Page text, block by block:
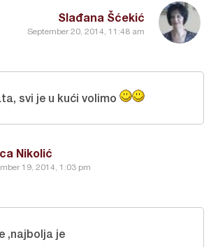
Slađana Šćekić
September 20, 2014, 11:48 am
Nikolić
19, 2014, 1:03 pm
svi je u kući volimo
,najbolja je